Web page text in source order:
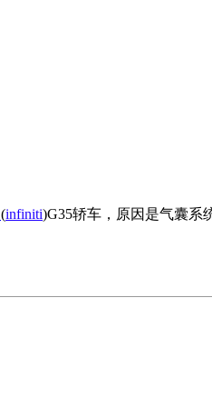
(infiniti)G35轿车，原因是气囊系